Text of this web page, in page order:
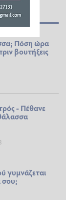
Πόση ώρα
βουτήξεις
- Πέθανε
γυμνάζεται
σου;